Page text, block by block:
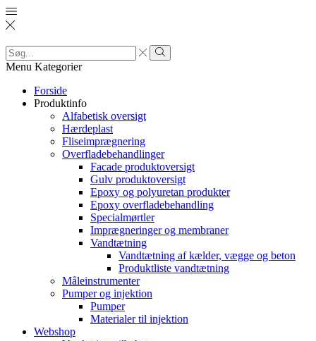
Search
input
Search
Menu Kategorier
Forside
Produktinfo
Alfabetisk oversigt
Hærdeplast
Fliseimprægnering
Overfladebehandlinger
Facade produktoversigt
Gulv produktoversigt
Epoxy og polyuretan produkter
Epoxy overfladebehandling
Specialmørtler
Imprægneringer og membraner
Vandtætning
Vandtætning af kælder, vægge og beton
Produktliste vandtætning
Måleinstrumenter
Pumper og injektion
Pumper
Materialer til injektion
Webshop